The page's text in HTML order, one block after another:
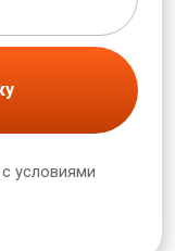
условиями